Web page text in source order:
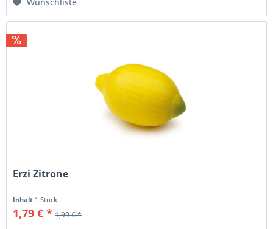
Erzi Zitrone
Inhalt 1 Stück
1,79 € * 1,99 € *